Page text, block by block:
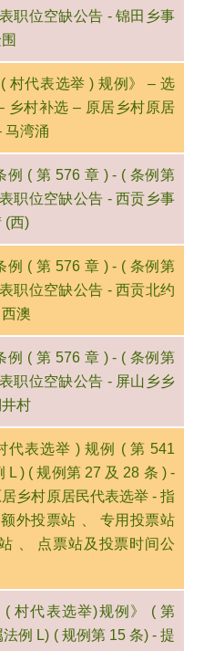
职位空缺公告 - 锦田乡事
( 村代表选举 ) 规例》 – 选
乡村补选 – 原居乡村原居
马湾涌
例 ( 第 576 章 ) - ( 条例第
职位空缺公告 - 西贡乡事
(西)
例 ( 第 576 章 ) - ( 条例第
职位空缺公告 - 西贡北约
澳
例 ( 第 576 章 ) - ( 条例第
职位空缺公告 - 屏山乡乡
村
代表选举 ) 规例 ( 第 541
L ) ( 规例第 27 及 28 条 ) -
乡村原居民代表选举 - 指
外投票站 、 专用投票站
、 点票站及投票时间公
( 村代表选举)规例》 ( 第
例 L) ( 规例第 15 条) - 提